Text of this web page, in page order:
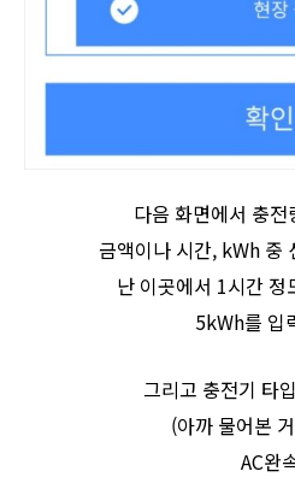
다음 화면에서 충
금액이나 시간, kWh 중
난 이곳에서 1시간 정
5kWh를 입
그리고 충전기 타
(아까 물어본
AC완